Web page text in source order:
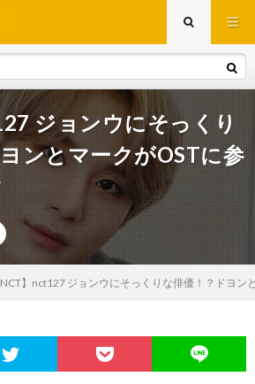
ジョンウにそっくり
ンとマークがOSTに参
NCT】nct127 ジョンウにそっくりな俳優！？ドヨン